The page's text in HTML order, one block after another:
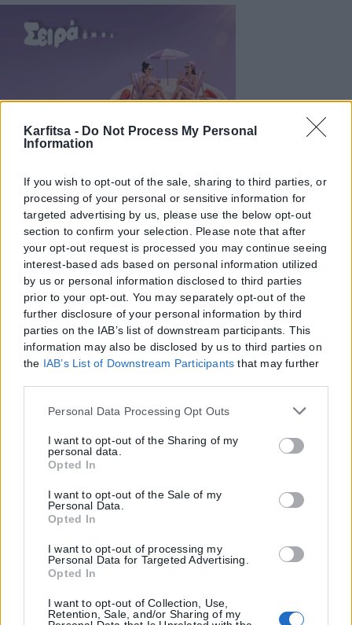
Karfitsa - Do Not Process My Personal
Information
If you wish to opt-out of the sale, sharing to third parties, or
processing of your personal or sensitive information for
targeted advertising by us, please use the below opt-out
section to confirm your selection. Please note that after
your opt-out request is processed you may continue seeing
interest-based ads based on personal information utilized
by us or personal information disclosed to third parties
prior to your opt-out. You may separately opt-out of the
further disclosure of your personal information by third
parties on the IAB’s list of downstream participants. This
information may also be disclosed by us to third parties on
the IAB’s List of Downstream Participants that may further
Please note that this website/app uses one or more Google
but not limited to your visit or usage behaviour. You may
click to grant or deny consent to Google and its third-party
tags to use your data for below specified purposes in below
Google consent section.
Personal Data Processing Opt Outs
I want to opt-out of the Sharing of my
personal data.
Opted In
I want to opt-out of the Sale of my
Personal Data.
Opted In
I want to opt-out of processing my
Personal Data for Targeted Advertising.
Opted In
I want to opt-out of Collection, Use,
Retention, Sale, and/or Sharing of my